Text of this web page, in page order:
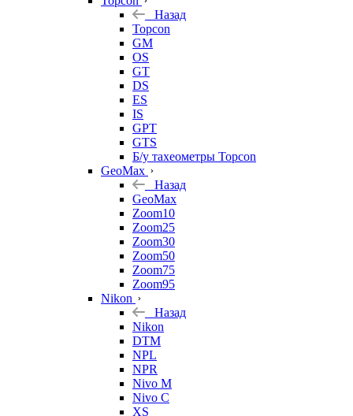
Назад
Topcon
GM
OS
GT
DS
ES
IS
GPT
GTS
Б/у тахеометры Topcon
GeoMax
Назад
GeoMax
Zoom10
Zoom25
Zoom30
Zoom50
Zoom75
Zoom95
Nikon
Назад
Nikon
DTM
NPL
NPR
Nivo M
Nivo C
XS